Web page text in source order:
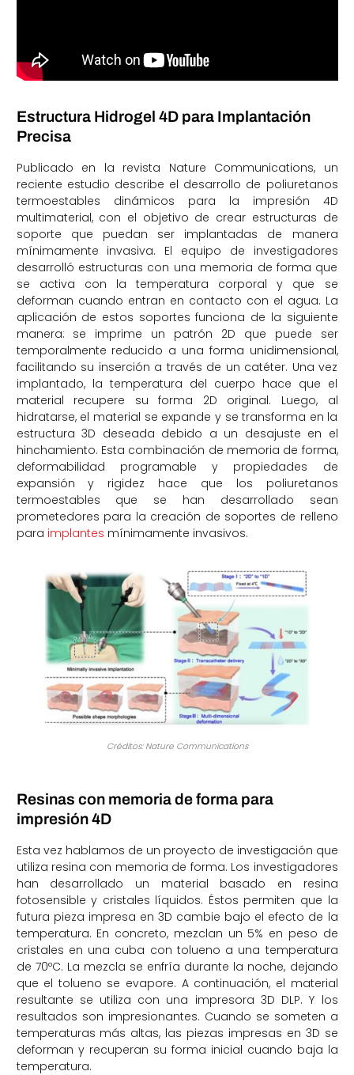
Estructura Hidrogel 4D para Implantación
Precisa
Publicado en la revista Nature Communications, un
reciente estudio describe el desarrollo de poliuretanos
termoestables dinámicos para la impresión 4D
multimaterial, con el objetivo de crear estructuras de
soporte que puedan ser implantadas de manera
mínimamente invasiva. El equipo de investigadores
desarrolló estructuras con una memoria de forma que
se activa con la temperatura corporal y que se
deforman cuando entran en contacto con el agua. La
aplicación de estos soportes funciona de la siguiente
manera: se imprime un patrón 2D que puede ser
temporalmente reducido a una forma unidimensional,
facilitando su inserción a través de un catéter. Una vez
implantado, la temperatura del cuerpo hace que el
material recupere su forma 2D original. Luego, al
hidratarse, el material se expande y se transforma en la
estructura 3D deseada debido a un desajuste en el
hinchamiento. Esta combinación de memoria de forma,
deformabilidad programable y propiedades de
expansión y rigidez hace que los poliuretanos
termoestables que se han desarrollado sean
prometedores para la creación de soportes de relleno
para implantes mínimamente invasivos.
Créditos: Nature Communications
Resinas con memoria de forma para
impresión 4D
Esta vez hablamos de un proyecto de investigación que
utiliza resina con memoria de forma. Los investigadores
han desarrollado un material basado en resina
fotosensible y cristales líquidos. Éstos permiten que la
futura pieza impresa en 3D cambie bajo el efecto de la
temperatura. En concreto, mezclan un 5% en peso de
cristales en una cuba con tolueno a una temperatura
de 70ºC. La mezcla se enfría durante la noche, dejando
que el tolueno se evapore. A continuación, el material
resultante se utiliza con una impresora 3D DLP. Y los
resultados son impresionantes. Cuando se someten a
temperaturas más altas, las piezas impresas en 3D se
deforman y recuperan su forma inicial cuando baja la
temperatura.